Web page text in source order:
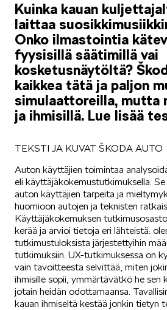
SIMPLY
Kuinka kauan
laittaa
Onko ilmastointia
fyysisillä säätimillä vai
kosketusnäytöltä?
kaikkea tätä ja paljon
simulaattoreilla, mutta
ja ihmisillä. Lue lisää
TEKSTI JA KUVAT ŠKODA AUTO
Auton käyttäjien toimintaa
eli käyttäjäkokemustutkimuksella.
auton käyttäjien tarpeita ja
huomioon autojen ja teknisten
Käyttäjäkokemuksen
kerää ja arvioi tietoja eri lähteistä:
tutkimustuloksista järjestettyihin
tutkimuksiin. UX-tutkimuksessa on
vain tavoitteesta selvittää, miten
ihmisille sopii, ymmärtävätkö he sen
jotain heidän odottamaansa.
kauan ihmiseltä kestää jonkin tietyn